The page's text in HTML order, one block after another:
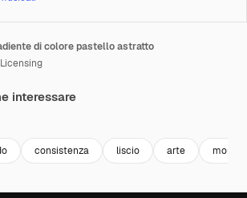
di colore pastello astratto
interessare
consistenza liscio arte